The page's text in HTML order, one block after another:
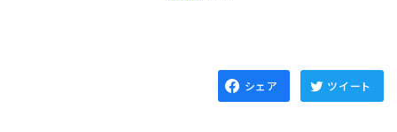
シェア ツイート